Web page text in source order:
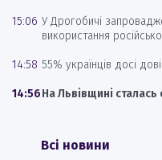
15:06 У Дрогобичі
використання
14:58 55% українців досі
14:56На Львівщині
Всі новини